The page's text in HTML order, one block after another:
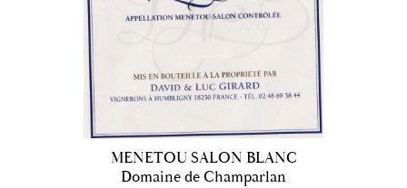
MENETOU SALON BLANC
Domaine de Champarlan